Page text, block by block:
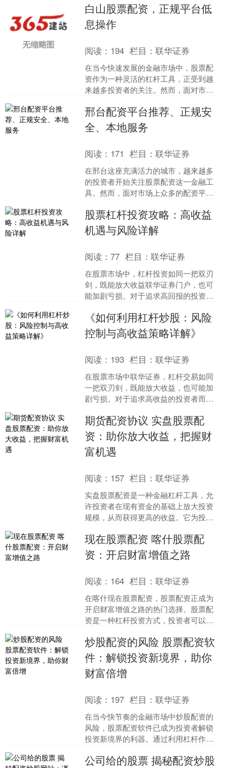
白山股票配资，正规平台低
息操作
阅读： 194 栏目：联华证券
在当今快速发展的金融市场中，股票配
资作为一种灵活的杠杆工具，正受到越
来越多投资者的关注。然而，面对市场
规、安全且低息的渠道，成为....
邢台配资平台推荐、正规安
全、本地服务
阅读： 171 栏目：联华证券
在邢台这座充满活力的城市，越来越多
的投资者开始关注股票配资这一金融工
具。然而，面对市场上众多的配资平
服务的平台，成为投资者最关....
股票杠杆投资攻略：高收益
机遇与风险详解
阅读：77 栏目：联华证券
在股票市场中，杠杆投资如同一把双刃
剑，既能放大收益联华证券门户，也可
能加剧亏损。对于追求高回报的投资者
与风险至关重要。本文将深....
《如何利用杠杆炒股：风险
控制与高收益策略详解》
阅读： 193 栏目：联华证券
在股票市场中联华证券，杠杆交易如同
一把双刃剑，既能放大收益，也可能加
剧亏损。对于追求高收益的投资者而
段，但若缺乏风险控制，则可....
期货配资协议 实盘股票配
资：助你放大收益，把握财
富机遇
阅读： 157 栏目：联华证券
实盘股票配资是一种金融杠杆工具，允
许投资者在现有资金的基础上放大投资
规模，从而获得更高的收益。它为投资
多年运营经验，....
现在股票配资 喀什股票配
资：开启财富增值之路
阅读： 164 栏目：联华证券
在喀什现在股票配资，股票配资正成为
开启财富增值之路的热门选择。股票配
资是一种杠杆投资方式，投资者可以利
资规模，从而获得更高的收....
炒股配资的风险 股票配资软
件：解锁投资新境界，助你
财富倍增
阅读： 197 栏目：联华证券
在当今快节奏的金融市场中炒股配资的
风险，股票配资软件已成为投资者解锁
投资新境界的利器。通过利用杠杆作
组合，从而获得更高的潜在回....
公司给的股票 揭秘配资炒股